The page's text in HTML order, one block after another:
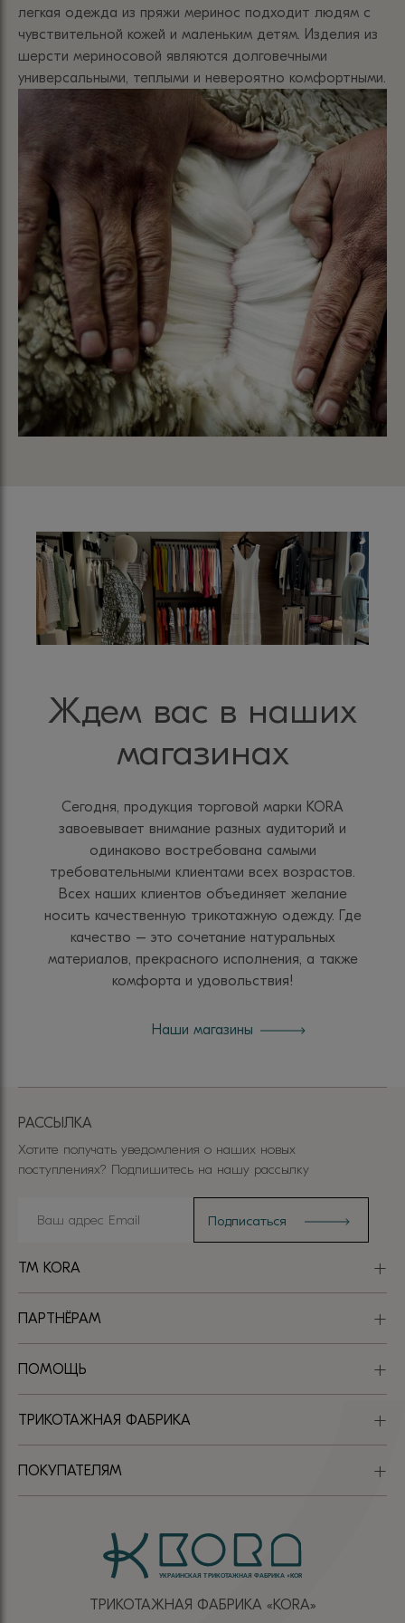
легкая одежда из пряжи меринос подходит людям с
чувствительной кожей и маленьким детям. Изделия из
шерсти мериносовой являются долговечными
универсальными, теплыми и невероятно комфортными.
Ждем вас в наших
магазинах
Сегодня, продукция торговой марки KORA
завоевывает внимание разных аудиторий и
одинаково востребована самыми
требовательными клиентами всех возрастов.
Всех наших клиентов объединяет желание
носить качественную трикотажную одежду. Где
качество – это сочетание натуральных
материалов, прекрасного исполнения, а также
комфорта и удовольствия!
Наши магазины
ТРИКОТАЖНАЯ ФАБРИКА «КОRА»
TM KORA
ПАРТНЁРАМ
ПОМОЩЬ
ТРИКОТАЖНАЯ ФАБРИКА
ПОКУПАТЕЛЯМ
РАССЫЛКА
Хотите получать уведомления о наших новых
поступлениях? Подпишитесь на нашу рассылку